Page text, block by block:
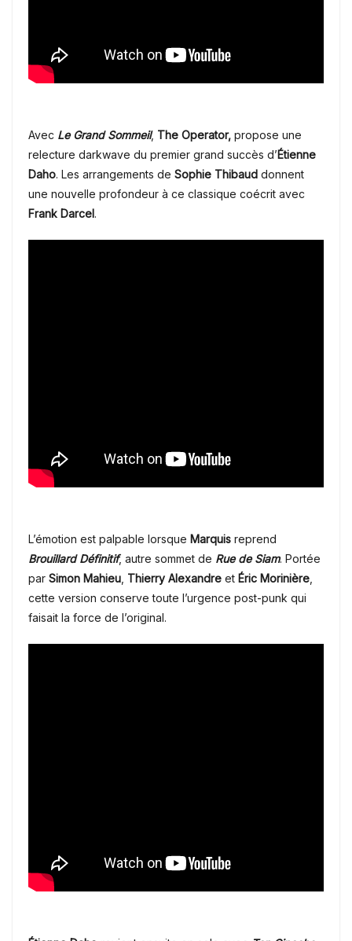
Avec Le Grand Sommeil, The Operator, propose une
relecture darkwave du premier grand succès d’Étienne
Daho. Les arrangements de Sophie Thibaud donnent
une nouvelle profondeur à ce classique coécrit avec
Frank Darcel.
L’émotion est palpable lorsque Marquis reprend
Brouillard Définitif, autre sommet de Rue de Siam. Portée
par Simon Mahieu Thierry Alexandre et Éric Morinière
cette version conserve toute l’urgence post-punk qui
faisait la force de l’original.